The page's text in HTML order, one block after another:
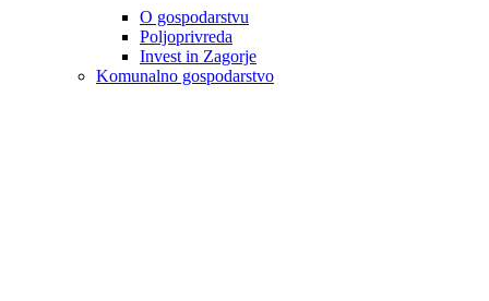
O gospodarstvu
Poljoprivreda
Invest in Zagorje
Komunalno gospodarstvo